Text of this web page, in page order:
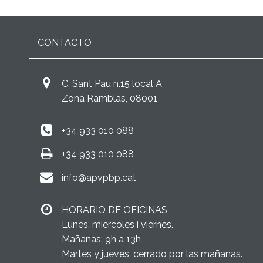
CONTACTO
C. Sant Pau n.15 local A
Zona Ramblas, 08001
+34 933 010 088
+34 933 010 088
info@apvpbp.cat
HORARIO DE OFICINAS
Lunes, miercoles i viernes.
Mañanas: 9h a 13h
Martes y jueves, cerrado por las mañanas.